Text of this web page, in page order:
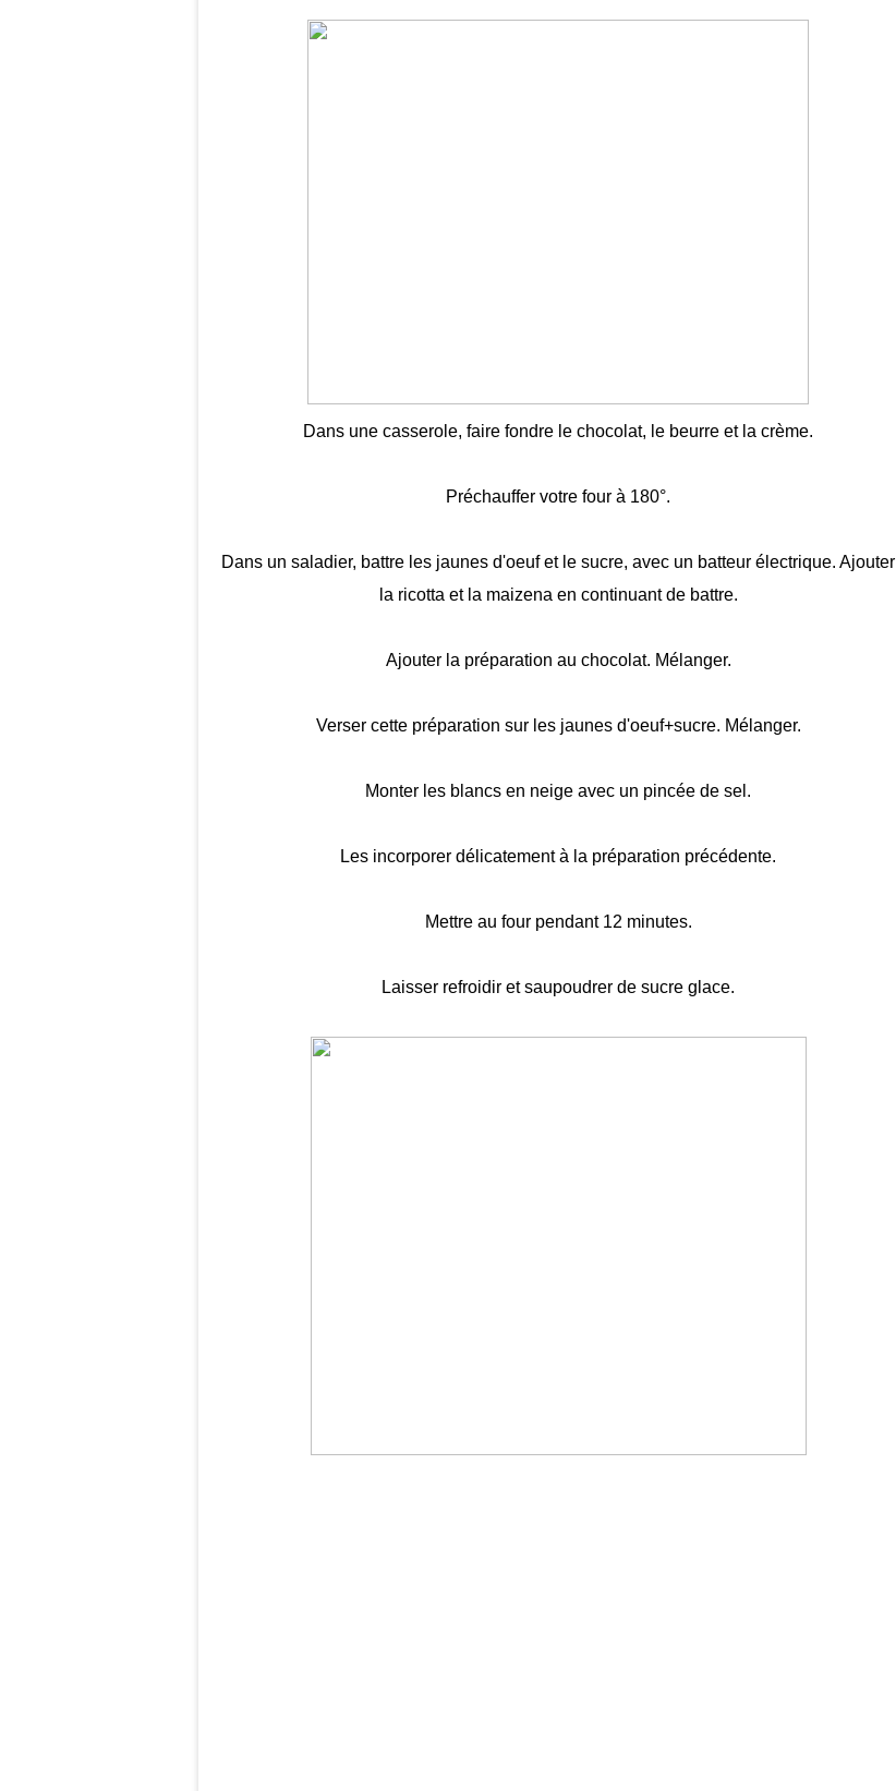
Dans une casserole, faire fondre le chocolat, le beurre et la crème.
Préchauffer votre four à 180°.
Dans un saladier, battre les jaunes d'oeuf et le sucre, avec un batteur électrique. Ajouter
la ricotta et la maizena en continuant de battre.
Ajouter la préparation au chocolat. Mélanger.
Verser cette préparation sur les jaunes d'oeuf+sucre. Mélanger.
Monter les blancs en neige avec un pincée de sel.
Les incorporer délicatement à la préparation précédente.
Mettre au four pendant 12 minutes.
Laisser refroidir et saupoudrer de sucre glace.